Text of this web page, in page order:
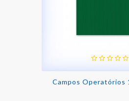
Campos Operatórios